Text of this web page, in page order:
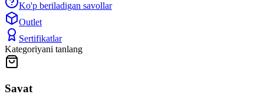
Ko'p beriladigan savollar
Outlet
Sertifikatlar
Kategoriyani tanlang
Savat